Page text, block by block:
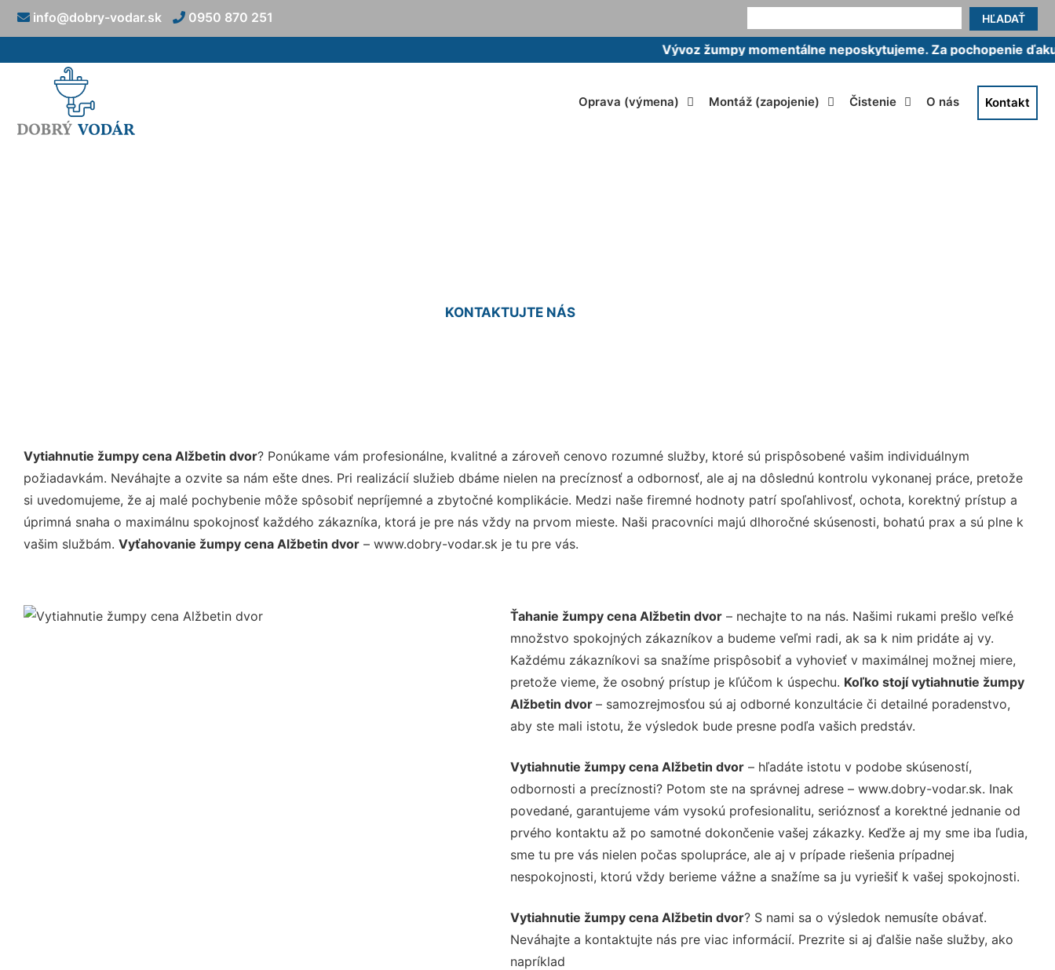
HĽADAŤ
info@dobry-vodar.sk 0950 870 251
Vývoz žumpy momentálne neposkytujeme. Za pochopenie ďakujeme.
Oprava (výmena) Montáž (zapojenie) Čistenie O nás Kontakt
KONTAKTUJTE NÁS
Vytiahnutie žumpy cena Alžbetin dvor? Ponúkame vám profesionálne, kvalitné a zároveň cenovo rozumné služby, ktoré sú prispôsobené vašim individuálnym
požiadavkám. Neváhajte a ozvite sa nám ešte dnes. Pri realizácií služieb dbáme nielen na precíznosť a odbornosť, ale aj na dôslednú kontrolu vykonanej práce, pretože
si uvedomujeme, že aj malé pochybenie môže spôsobiť nepríjemné a zbytočné komplikácie. Medzi naše firemné hodnoty patrí spoľahlivosť, ochota, korektný prístup a
úprimná snaha o maximálnu spokojnosť každého zákazníka, ktorá je pre nás vždy na prvom mieste. Naši pracovníci majú dlhoročné skúsenosti, bohatú prax a sú plne k
vašim službám. Vyťahovanie žumpy cena Alžbetin dvor – www.dobry-vodar.sk je tu pre vás.
Ťahanie žumpy cena Alžbetin dvor– nechajte to na nás. Našimi rukami prešlo veľké
množstvo spokojných zákazníkov a budeme veľmi radi, ak sa k nim pridáte aj vy.
Každému zákazníkovi sa snažíme prispôsobiť a vyhovieť v maximálnej možnej miere,
pretože vieme, že osobný prístup je kľúčom k úspechu. Koľko stojí vytiahnutie žumpy
Alžbetin dvor – samozrejmosťou sú aj odborné konzultácie či detailné poradenstvo,
aby ste mali istotu, že výsledok bude presne podľa vašich predstáv.
Vytiahnutie žumpy cena Alžbetin dvor– hľadáte istotu v podobe skúseností,
odbornosti a precíznosti? Potom ste na správnej adrese – www.dobry-vodar.sk. Inak
povedané, garantujeme vám vysokú profesionalitu, serióznosť a korektné jednanie od
prvého kontaktu až po samotné dokončenie vašej zákazky. Keďže aj my sme iba ľudia,
sme tu pre vás nielen počas spolupráce, ale aj v prípade riešenia prípadnej
nespokojnosti, ktorú vždy berieme vážne a snažíme sa ju vyriešiť k vašej spokojnosti.
Vytiahnutie žumpy cena Alžbetin dvor? S nami sa o výsledok nemusíte obávať.
Neváhajte a kontaktujte nás pre viac informácií. Prezrite si aj ďalšie naše služby, ako
napríklad